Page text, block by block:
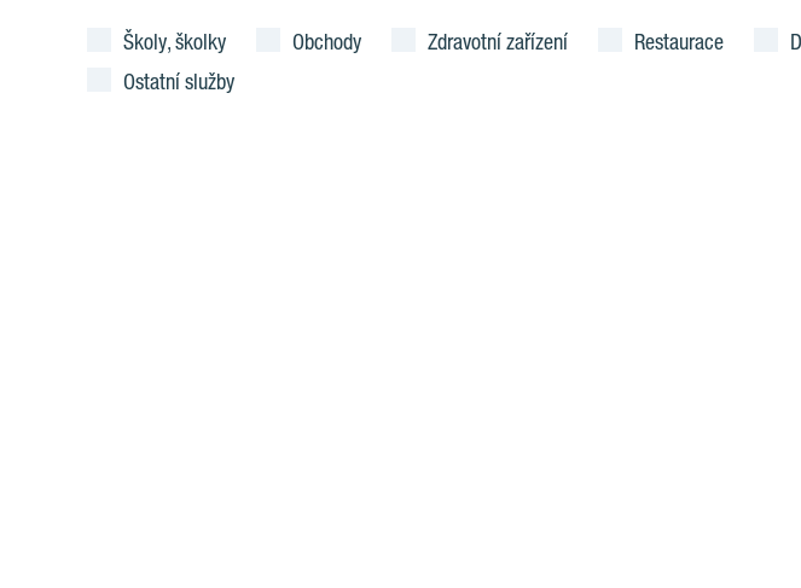
Školy, školky Obchody Zdravotní zařízení Restaurace
Ostatní služby